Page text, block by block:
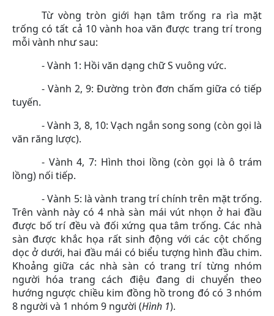
Từ vòng tròn giới hạn tâm trống ra rìa mặt
trống có tất cả 10 vành hoa văn được trang trí trong
mỗi vành như sau:
- Vành 1: Hồi văn dạng chữ S vuông vức.
- Vành 2, 9: Đường tròn đơn chấm giữa có tiếp
tuyến.
- Vành 3, 8, 10: Vạch ngắn song song (còn gọi là
văn răng lược).
- Vành 4, 7: Hình thoi lồng (còn gọi là ô trám
lồng) nối tiếp.
- Vành 5: là vành trang trí chính trên mặt trống.
Trên vành này có 4 nhà sàn mái vút nhọn ở hai đầu
được bố trí đều và đối xứng qua tâm trống. Các nhà
sàn được khắc họa rất sinh động với các cột chống
dọc ở dưới, hai đầu mái có biểu tượng hình đầu chim.
Khoảng giữa các nhà sàn có trang trí từng nhóm
người hóa trang cách điệu đang di chuyển theo
hướng ngược chiều kim đồng hồ trong đó có 3 nhóm
8 người và 1 nhóm 9 người (Hình 1).